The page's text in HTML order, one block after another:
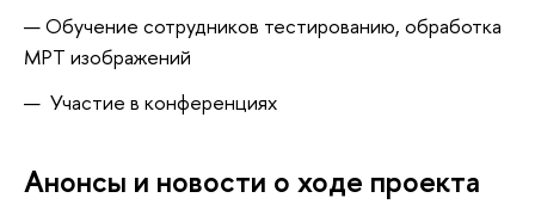
Обучение сотрудников тестированию, обработка
МРТ изображений
Участие в конференциях
Анонсы и новости о ходе проекта